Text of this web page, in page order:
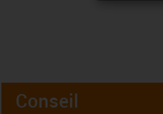
Conseil